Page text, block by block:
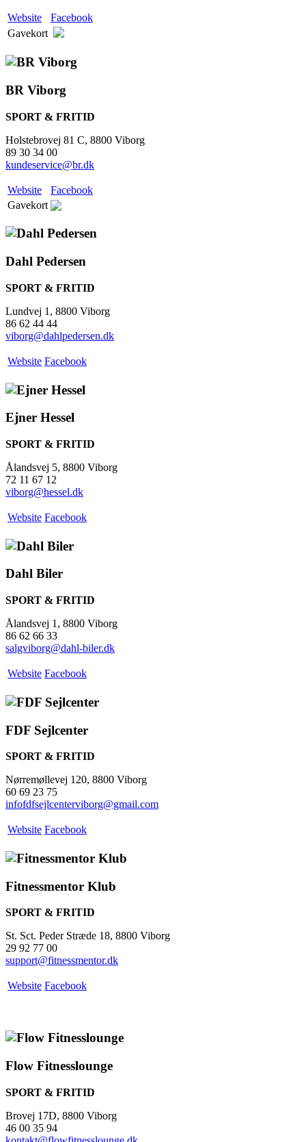
Website
Facebook
Gavekort
BR Viborg
SPORT & FRITID
Holstebrovej 81 C, 8800 Viborg
89 30 34 00
kundeservice@br.dk
Website
Facebook
Gavekort
Dahl Pedersen
SPORT & FRITID
Lundvej 1, 8800 Viborg
86 62 44 44
viborg@dahlpedersen.dk
Website Facebook
Ejner Hessel
SPORT & FRITID
Ålandsvej 5, 8800 Viborg
72 11 67 12
viborg@hessel.dk
Website Facebook
Dahl Biler
SPORT & FRITID
Ålandsvej 1, 8800 Viborg
86 62 66 33
salgviborg@dahl-biler.dk
Website Facebook
FDF Sejlcenter
SPORT & FRITID
Nørremøllevej 120, 8800 Viborg
60 69 23 75
infofdfsejlcenterviborg@gmail.com
Website Facebook
Fitnessmentor Klub
SPORT & FRITID
St. Sct. Peder Stræde 18, 8800 Viborg
29 92 77 00
support@fitnessmentor.dk
Website Facebook
Flow Fitnesslounge
SPORT & FRITID
Brovej 17D, 8800 Viborg
46 00 35 94